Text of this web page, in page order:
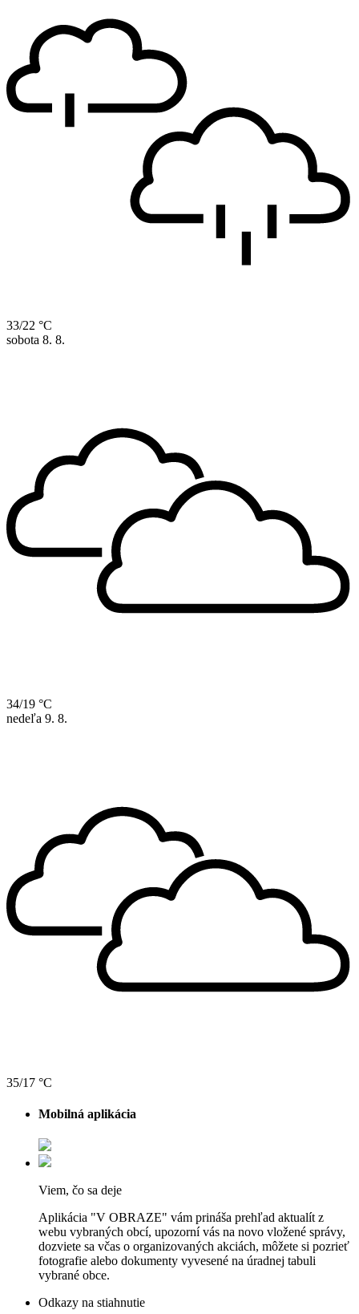
33/22 °C
sobota 8. 8.
34/19 °C
nedeľa 9. 8.
35/17 °C
Mobilná aplikácia
Viem, čo sa deje
Aplikácia "V OBRAZE" vám prináša prehľad aktualít z
webu vybraných obcí, upozorní vás na novo vložené správy,
dozviete sa včas o organizovaných akciách, môžete si pozrieť
fotografie alebo dokumenty vyvesené na úradnej tabuli
vybrané obce.
Odkazy na stiahnutie